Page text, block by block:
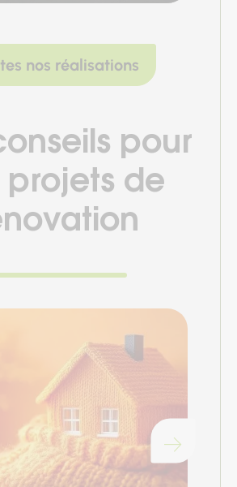
nos réalisations
pour
projets de
Chargement...